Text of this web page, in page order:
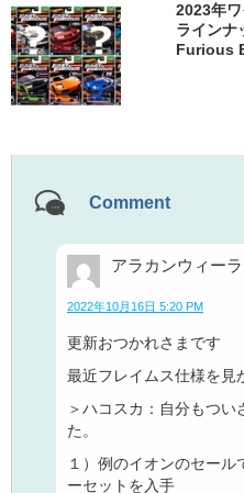
2023年
ライン
Furious
Comment
アラカンウィー
2022年10月16日 5:20 PM
更新おつかれさまです
最近フレイムス仕様を見
＞ハコスカ：自分もつい
た。
１）例のイオンのセール
ーセットを入手